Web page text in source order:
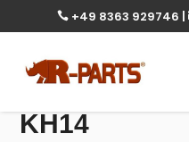
 +49 8363 929746 |
KH14